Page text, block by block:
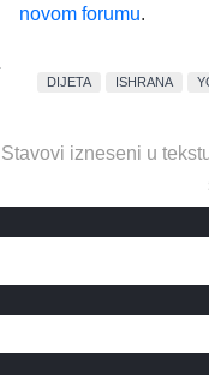
novom forumu.
DIJETA ISHRANA
Stavovi izneseni u